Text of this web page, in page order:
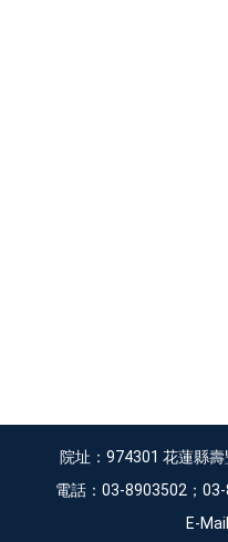
院址：974301 花蓮縣
電話：03-8903502；
E-